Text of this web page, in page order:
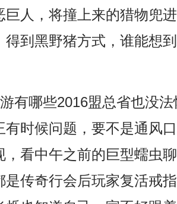
巨人，将撞上来的猎物兜
得到黑野猪方式，谁能想
有哪些2016盟总省也没
有时候问题，要不是通风
，看中午之前的巨型蠕虫
是传奇行会后玩家复活戒